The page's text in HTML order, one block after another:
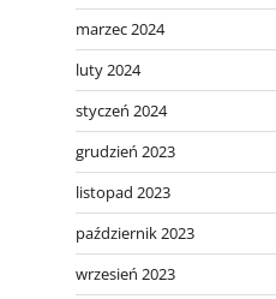
marzec 2024
luty 2024
styczeń 2024
grudzień 2023
listopad 2023
październik 2023
wrzesień 2023